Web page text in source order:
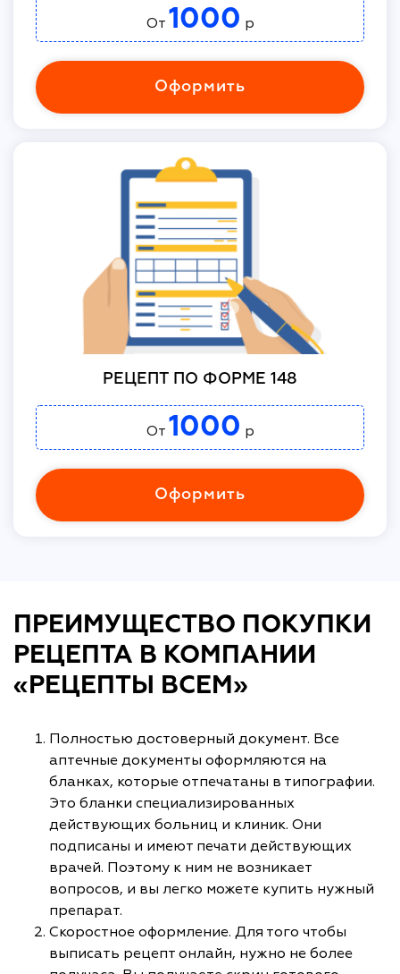
От 1000 р
Оформить
РЕЦЕПТ ПО ФОРМЕ 148
От 1000 р
Оформить
ПРЕИМУЩЕСТВО ПОКУПКИ
РЕЦЕПТА В КОМПАНИИ
«РЕЦЕПТЫ ВСЕМ»
Полностью достоверный документ. Все
аптечные документы оформляются на
бланках, которые отпечатаны в типографии.
Это бланки специализированных
действующих больниц и клиник. Они
подписаны и имеют печати действующих
врачей. Поэтому к ним не возникает
вопросов, и вы легко можете купить нужный
препарат.
Скоростное оформление. Для того чтобы
выписать рецепт онлайн, нужно не более